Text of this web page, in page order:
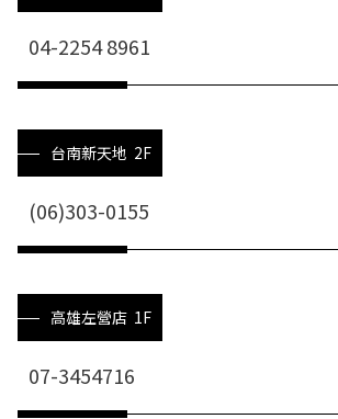
04-2254 8961
台南新天地 2F
(06)303-0155
高雄左營店 1F
07-3454716